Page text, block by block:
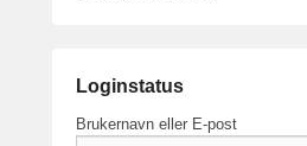
Loginstatus
Brukernavn eller E-post